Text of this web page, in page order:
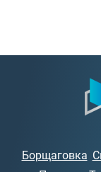
Борщаговка